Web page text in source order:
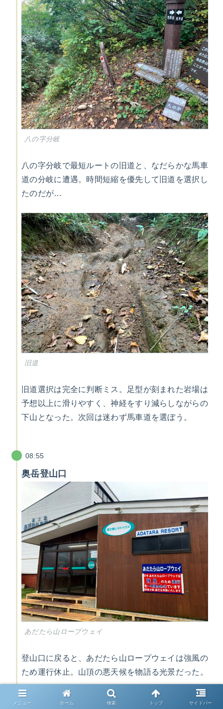
八の字分岐
八の字分岐で最短ルートの旧道と、なだらかな馬車
道の分岐に遭遇。時間短縮を優先して旧道を選択し
たのだが…
旧道
旧道選択は完全に判断ミス。足型が刻まれた岩場は
予想以上に滑りやすく、神経をすり減らしながらの
下山となった。次回は迷わず馬車道を選ぼう。
08:55
奥岳登山口
あだたら山ロープウェイ
登山口に戻ると、あだたら山ロープウェイは強風の
ため運行休止。山頂の悪天候を物語る光景だった。
メニュー ホーム 検索 トップ サイドバー